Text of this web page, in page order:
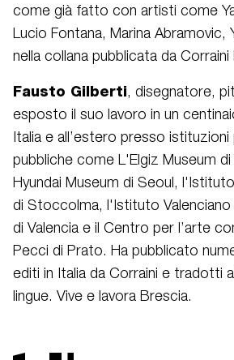
come già fatto con artisti come
Lucio Fontana, Marina Abramovic,
nella collana pubblicata da Corraini
Fausto Gilberti, disegnatore,
esposto il suo lavoro in un
Italia e all’estero presso istituzioni
pubbliche come L'Elgiz Museum di
Hyundai Museum di Seoul,
di Stoccolma, l'Istituto Valenciano
di Valencia e il Centro per l’arte
Pecci di Prato. Ha pubblicato
editi in Italia da Corraini e tradotti
lingue. Vive e lavora Brescia.